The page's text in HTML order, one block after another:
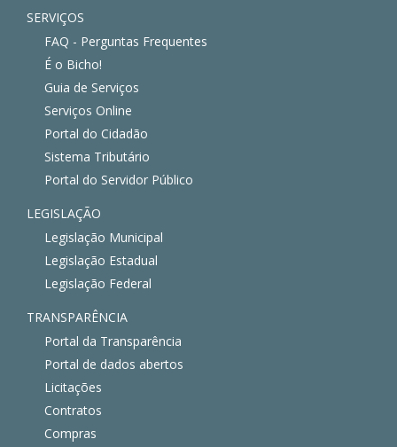
SERVIÇOS
FAQ - Perguntas Frequentes
É o Bicho!
Guia de Serviços
Serviços Online
Portal do Cidadão
Sistema Tributário
Portal do Servidor Público
LEGISLAÇÃO
Legislação Municipal
Legislação Estadual
Legislação Federal
TRANSPARÊNCIA
Portal da Transparência
Portal de dados abertos
Licitações
Contratos
Compras